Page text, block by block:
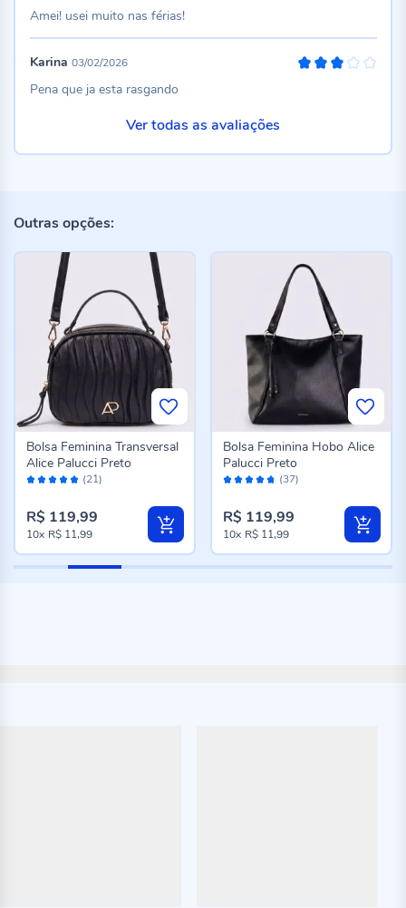
Amei! usei muito nas férias!
Karina 03/02/2026
Pena que ja esta rasgando
Ver todas as avaliações
Outras opções:
Avaliação: (21)
Bolsa Feminina Transversal
Alice Palucci Preto
R$ 119,99
10x R$ 11,99
Avaliação: (37)
Bolsa Feminina Hobo Alice
Palucci Preto
R$ 119,99
10x R$ 11,99